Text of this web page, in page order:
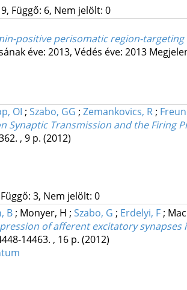
Függő: 6, Nem jelölt: 0
positive perisomatic region-
éve: 2013, Védés éve: 2013
OI ; Szabo, GG ; Zemankovics, R ;
Synaptic Transmission and the Firing
, 9 p. (2012)
3, Nem jelölt: 0
B; Monyer, H ; Szabo, G ; Erdelyi, F;
of afferent excitatory
14463. , 16 p. (2012)